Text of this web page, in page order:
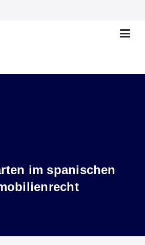
im spanischen